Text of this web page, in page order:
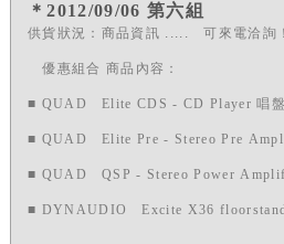
＊2012/09/06 第六組
供貨狀況：商品資訊 ..... 可來電洽詢
優惠組合 商品內容：
■ QUAD Elite CDS - CD Player 唱
■ QUAD Elite Pre - Stereo Pre
■ QUAD QSP - Stereo Power
■ DYNAUDIO Excite X36